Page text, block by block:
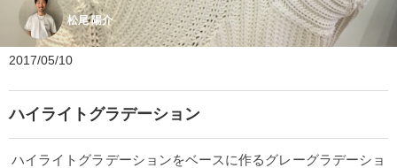
松尾 陽介
2017/05/10
ハイライトグラデーション
ハイライトグラデーションをベースに作るグレーグラデーショ